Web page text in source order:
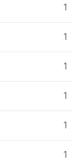
1
1
1
1
1
1